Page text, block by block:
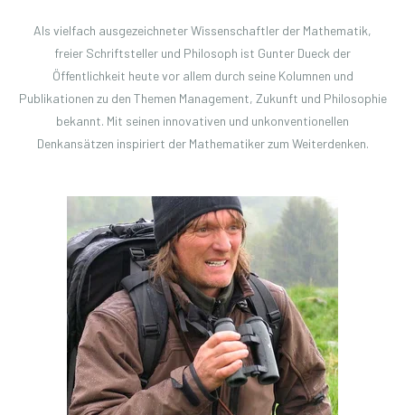
Als vielfach ausgezeichneter Wissenschaftler der Mathematik,
freier Schriftsteller und Philosoph ist Gunter Dueck der
Öffentlichkeit heute vor allem durch seine Kolumnen und
Publikationen zu den Themen Management, Zukunft und Philosophie
bekannt. Mit seinen innovativen und unkonventionellen
Denkansätzen inspiriert der Mathematiker zum Weiterdenken.